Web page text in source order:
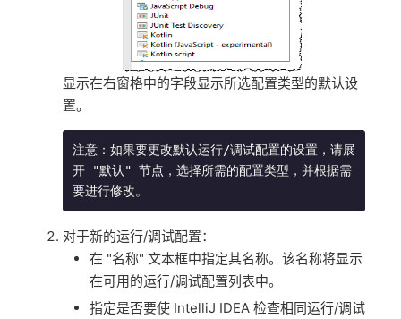
显示在右窗格中的字段显示所选配置类型的默认设
置。
注意：如果要更改默认运行/调试配置的设置，请展
开 "默认" 节点，选择所需的配置类型，并根据需
要进行修改。
对于新的运行/调试配置：
在 "名称" 文本框中指定其名称。该名称将显示
在可用的运行/调试配置列表中。
指定是否要使 IntelliJ IDEA 检查相同运行/调试